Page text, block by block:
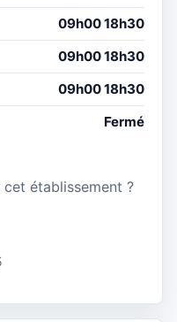
09h00 18h30
09h00 18h30
09h00 18h30
Fermé
établissement ?